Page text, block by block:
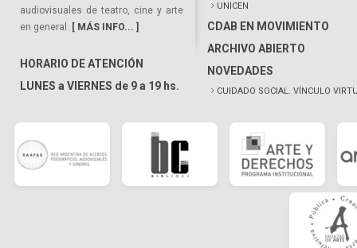
audiovisuales de teatro, cine y arte
en general. [ MÁS INFO... ]
HORARIO DE ATENCIÓN
LUNES a VIERNES de 9 a 19 hs.
UNICEN
CDAB EN MOVIMIENTO
ARCHIVO ABIERTO
NOVEDADES
CUIDADO SOCIAL. VÍNCULO